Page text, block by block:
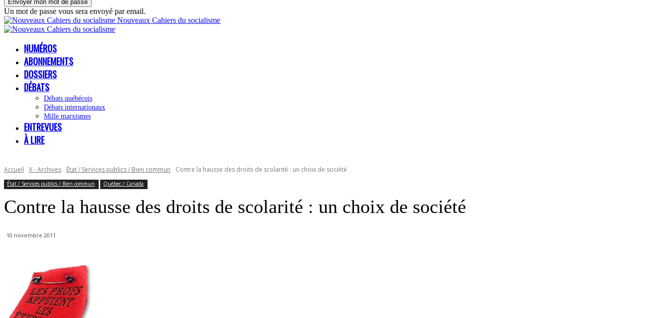
Un mot de passe vous sera envoyé par email.
Nouveaux Cahiers du socialisme
NUMÉROS
ABONNEMENTS
DOSSIERS
DÉBATS
Débats québécois
Débats internationaux
Mille marxismes
ENTREVUES
À LIRE
Accueil X - Archives État / Services publics / Bien commun Contre la hausse des droits de scolarité : un choix de société
État / Services publics / Bien commun Québec / Canada
Contre la hausse des droits de scolarité : un choix de société
10 novembre 2011